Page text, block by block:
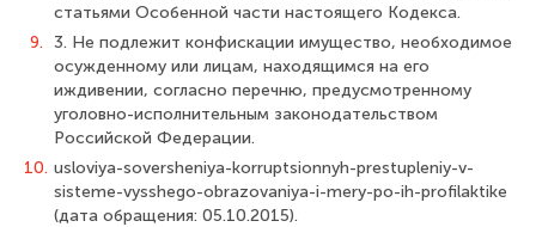
статьями Особенной части настоящего Кодекса.
9. 3. Не подлежит конфискации имущество, необходимое
осужденному или лицам, на­ходящимся на его
иждивении, согласно перечню, предусмотренному
уголовно-ис­полнительным законодательством
Российской Федерации.
10. usloviya-soversheniya-korruptsionnyh-prestupleniy-v-
sisteme-vysshego-obrazovaniya-i-mery-po-ih-profilaktike
(дата обращения: 05.10.2015).